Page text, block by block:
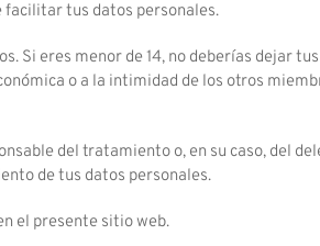
facilitar tus datos personales.
eres menor de 14, no deberías dejar
o a la intimidad de los otros
del tratamiento o, en su caso, del
de tus datos personales.
el presente sitio web.